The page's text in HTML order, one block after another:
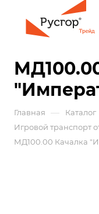
Главная — Каталог
Игровой транспорт
МД100.00 Качалка